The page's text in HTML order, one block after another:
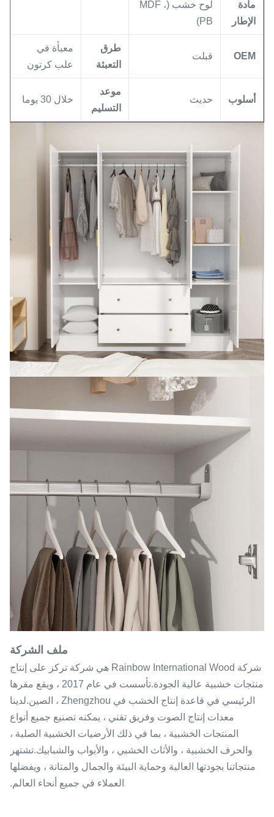
مادة
الإطار
لوح خشب (MDF ،
PB)
OEM قبلت
طرق
التعبئة
معبأة في
علب كرتون
أسلوب حديث
موعد
التسليم
خلال 30 يوما
ملف الشركة
شركة Rainbow International Wood هي شركة تركز على إنتاج
منتجات خشبية عالية الجودة.تأسست في عام 2017 ، ويقع مقرها
الرئيسي في قاعدة إنتاج الخشب في Zhengzhou ، الصين.لدينا
معدات إنتاج الصوت وفريق تقني ، يمكنه تصنيع جميع أنواع
المنتجات الخشبية ، بما في ذلك الأرضيات الخشبية الصلبة ،
والحرف الخشبية ، والأثاث الخشبي ، والأبواب والشبابيك.تشتهر
منتجاتنا بجودتها العالية وحماية البيئة والجمال والمتانة ، ويفضلها
العملاء في جميع أنحاء العالم.